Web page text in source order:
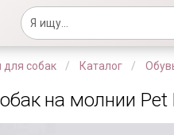
для собак Каталог
на молнии Pet